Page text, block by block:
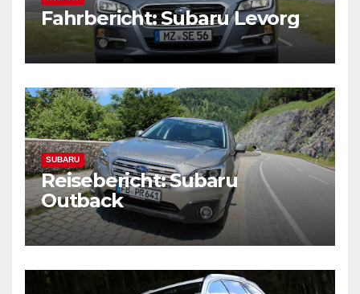
Fahrbericht: Subaru Levorg
SUBARU
Reisebericht: Subaru
Outback